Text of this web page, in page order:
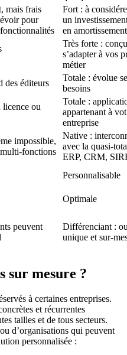
mais frais
pour
Fort : à
un
en amortissement
Très forte :
s’adapter à vos
métier
des éditeurs
Totale : évolue
besoins
licence ou
Totale :
appartenant à
entreprise
impossible,
fonctions
Native :
avec la quasi-
ERP, CRM,
Personnalisable
Optimale
peuvent
Différenciant :
unique et sur-
sur mesure ?
à certaines entreprises.
et récurrentes
tailles et de tous secteurs.
d’organisations qui peuvent
personnalisée :